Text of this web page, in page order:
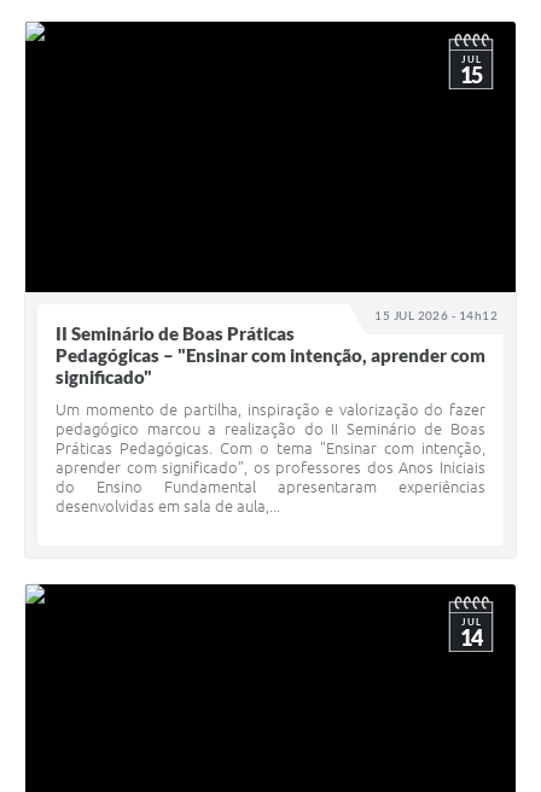
15 JUL 2026 - 14h12
JUL
15
II Seminário de Boas Práticas
Pedagógicas – "Ensinar com intenção, aprender com
significado"
Um momento de partilha, inspiração e valorização do fazer
pedagógico marcou a realização do II Seminário de Boas
Práticas Pedagógicas. Com o tema "Ensinar com intenção,
aprender com significado", os professores dos Anos Iniciais
do Ensino Fundamental apresentaram experiências
desenvolvidas em sala de aula,...
JUL
14